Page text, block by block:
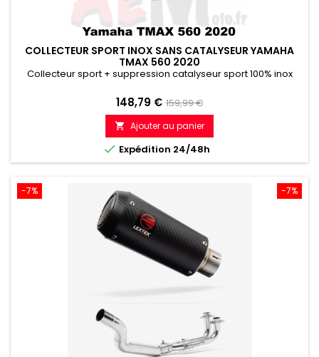
COLLECTEUR SPORT INOX SANS CATALYSEUR YAMAHA
TMAX 560 2020
Collecteur sport + suppression catalyseur sport 100% inox
Prix
148,79 € Prix
de
référence
159,99 €
 Ajouter au panier
 Expédition 24/48h
-7%
-7%